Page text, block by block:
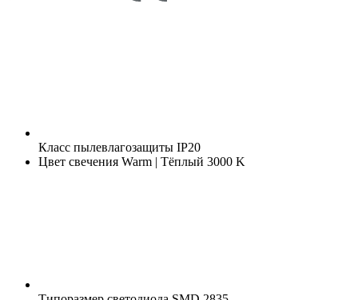
Класс пылевлагозащиты IP20
Цвет свечения Warm | Тёплый 3000 K